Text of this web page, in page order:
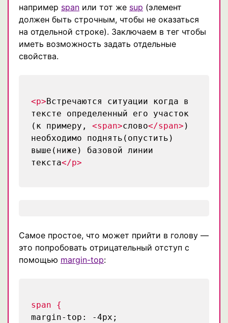
например span или тот же sup (элемент
должен быть строчным, чтобы не оказаться
на отдельной строке). Заключаем в тег чтобы
иметь возможность задать отдельные
свойства.
<p>Встречаются ситуации когда в
тексте определенный его участок
(к примеру, <span>слово</span> )
необходимо поднять(опустить)
выше(ниже) базовой линии
текста</p>
Самое простое, что может прийти в голову —
это попробовать отрицательный отступ с
помощью margin-top:
span {
margin-top: -4px;